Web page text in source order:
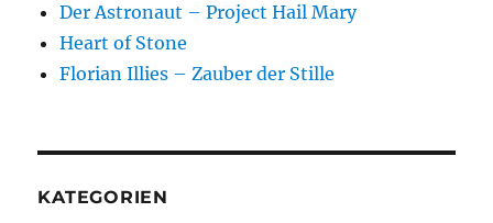
Der Astronaut – Project Hail Mary
Heart of Stone
Florian Illies – Zauber der Stille
KATEGORIEN